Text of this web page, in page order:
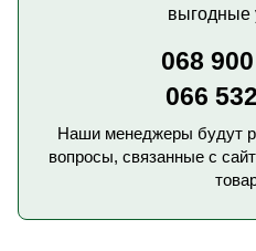
выгодные
068
066
Наши менеджеры будут
вопросы, связанные с